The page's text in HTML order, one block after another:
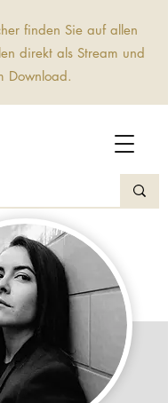
finden Sie auf allen
direkt als Stream und
Download.